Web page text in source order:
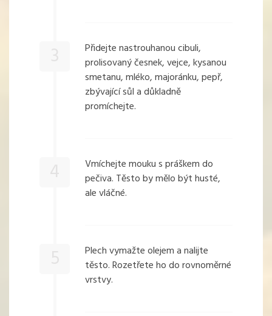
Přidejte nastrouhanou cibuli,
prolisovaný česnek, vejce, kysanou
smetanu, mléko, majoránku, pepř,
zbývající sůl a důkladně
promíchejte.
Vmíchejte mouku s práškem do
pečiva. Těsto by mělo být husté,
ale vláčné.
Plech vymažte olejem a nalijte
těsto. Rozetřete ho do rovnoměrné
vrstvy.